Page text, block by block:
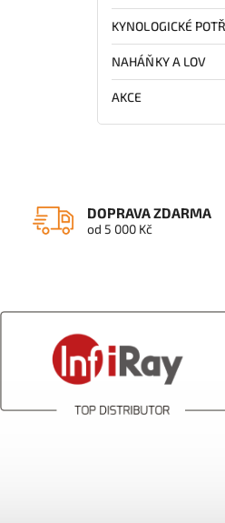
KYNOLOGICKÉ
NAHÁŇKY A LOV
AKCE
DOPRAVA ZDARMA
od 5 000 Kč